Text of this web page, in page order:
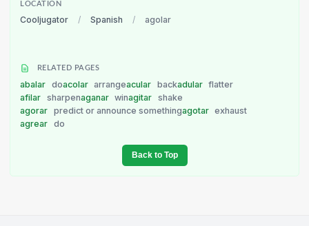
LOCATION
Cooljugator / Spanish / agolar
RELATED PAGES
abalar doacolar arrangeacular backadular flatter
afilar sharpenaganar winagitar shake
agorar predict or announce somethingagotar exhaust
agrear do
Back to Top